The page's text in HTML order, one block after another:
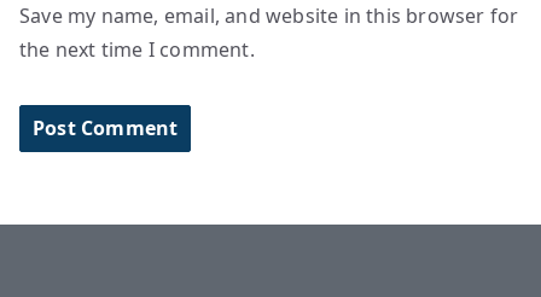
Save my name, email, and website in this browser for
the next time I comment.